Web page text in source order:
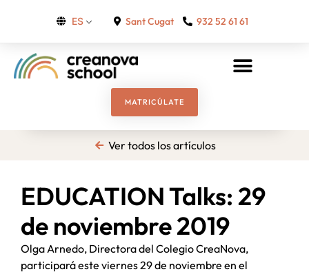
ES Sant Cugat 932 52 61 61
MATRICÚLATE
Ver todos los artículos
EDUCATION Talks: 29
de noviembre 2019
Olga Arnedo, Directora del Colegio CreaNova,
participará este viernes 29 de noviembre en el